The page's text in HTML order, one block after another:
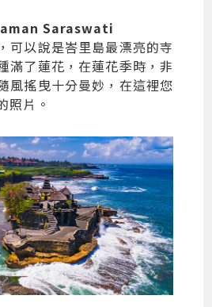
Saraswati
可以說是峇里島最漂亮的寺
滿了蓮花，在蓮花季時，非
風搖曳十分曼妙，在這裡您
照片。